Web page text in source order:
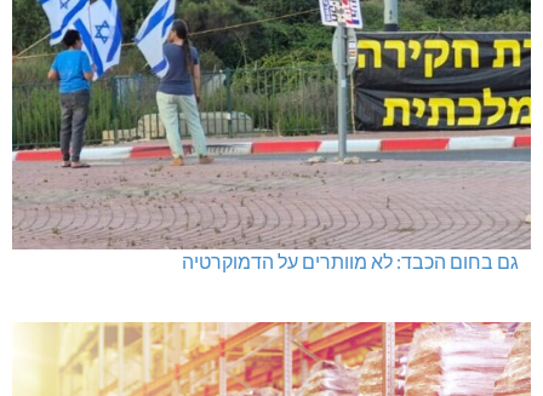
גם בחום הכבד: לא מוותרים על הדמוקרטיה